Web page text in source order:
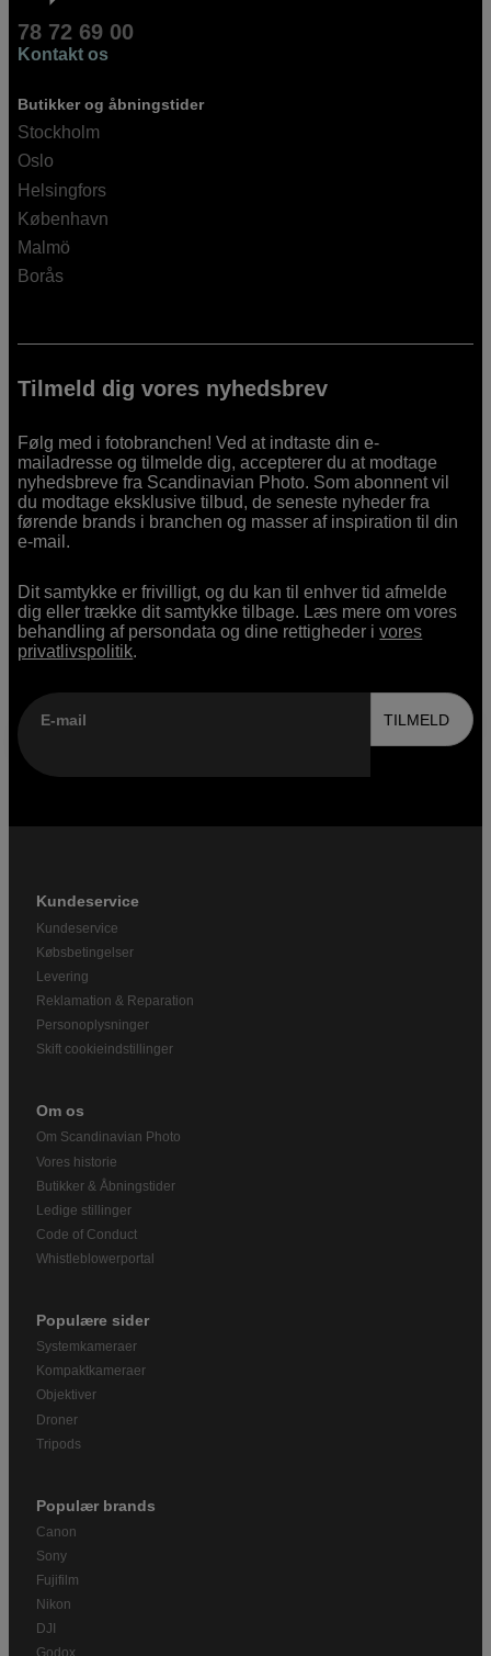
78 72 69 00
Kontakt os
Butikker og åbningstider
Stockholm
Oslo
Helsingfors
København
Malmö
Borås
Tilmeld dig vores nyhedsbrev
Følg med i fotobranchen! Ved at indtaste din e-
mailadresse og tilmelde dig, accepterer du at modtage
nyhedsbreve fra Scandinavian Photo. Som abonnent vil
du modtage eksklusive tilbud, de seneste nyheder fra
førende brands i branchen og masser af inspiration til din
e-mail.
Dit samtykke er frivilligt, og du kan til enhver tid afmelde
dig eller trække dit samtykke tilbage. Læs mere om vores
behandling af persondata og dine rettigheder ivores
privatlivspolitik.
E-mail TILMELD
Kundeservice
Kundeservice
Købsbetingelser
Levering
Reklamation & Reparation
Personoplysninger
Skift cookieindstillinger
Om os
Om Scandinavian Photo
Vores historie
Butikker & Åbningstider
Ledige stillinger
Code of Conduct
Whistleblowerportal
Populære sider
Systemkameraer
Kompaktkameraer
Objektiver
Droner
Tripods
Populær brands
Canon
Sony
Fujifilm
Nikon
DJI